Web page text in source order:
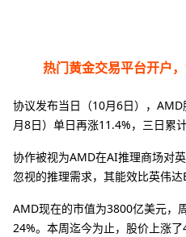
热门黄金交易平台开户
协议发布当日（10月6日），
月8日）单日再涨11.4%，三日累
协作被视为AMD在AI推理商场对
忽视的推理需求，其能效比英伟
AMD现在的市值为3800亿美元，
24%。本周迄今为止，股价上涨